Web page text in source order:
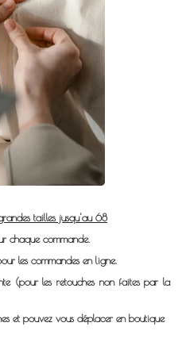
tailles jusqu'au 68
chaque commande.
les commandes en ligne.
(pour les retouches non faites par la
et pouvez vous déplacer en boutique